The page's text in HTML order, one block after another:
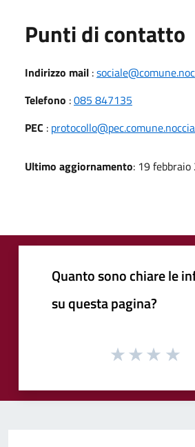
Punti di contatto
Indirizzo mail :
Telefono :085 847135
PEC :
Ultimo aggiornamento: 19
Quanto sono chiare le
su questa pagina?